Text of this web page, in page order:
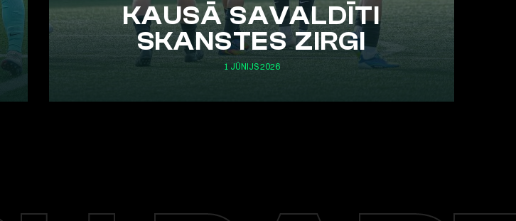
KAUSĀ SAVALDĪTI
SKANSTES ZIRGI
1 JŪNIJS 2026